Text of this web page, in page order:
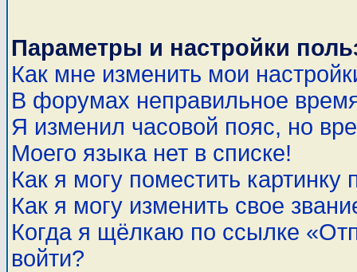
Параметры и настройки
Как мне изменить мои
В форумах неправильное
Я изменил часовой пояс, но
Моего языка нет в списке!
Как я могу поместить
Как я могу изменить свое
Когда я щёлкаю по ссылке
войти?